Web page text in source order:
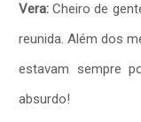
Vera:Cheiro de
reunida. Além dos
estavam sempre
absurdo!